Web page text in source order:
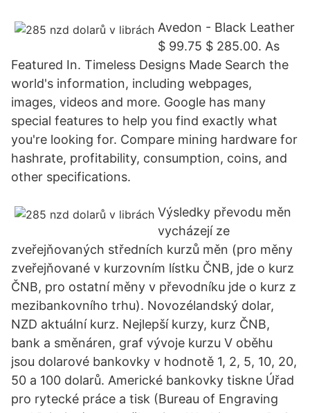
Avedon - Black Leather
$ 99.75 $ 285.00. As
Featured In. Timeless Designs Made Search the
world's information, including webpages,
images, videos and more. Google has many
special features to help you find exactly what
you're looking for. Compare mining hardware for
hashrate, profitability, consumption, coins, and
other specifications.
Výsledky převodu měn
vycházejí ze
zveřejňovaných středních kurzů měn (pro měny
zveřejňované v kurzovním lístku ČNB, jde o kurz
ČNB, pro ostatní měny v převodníku jde o kurz z
mezibankovního trhu). Novozélandský dolar,
NZD aktuální kurz. Nejlepší kurzy, kurz ČNB,
bank a směnáren, graf vývoje kurzu V oběhu
jsou dolarové bankovky v hodnotě 1, 2, 5, 10, 20,
50 a 100 dolarů. Americké bankovky tiskne Úřad
pro rytecké práce a tisk (Bureau of Engraving